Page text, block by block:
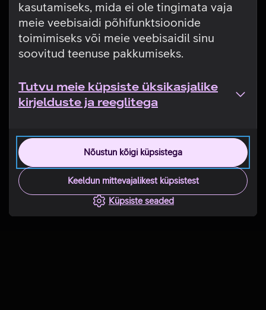
kasutamiseks, mida ei ole tingimata vaja
meie veebisaidi põhifunktsioonide
toimimiseks või meie veebisaidil sinu
soovitud teenuse pakkumiseks.
Tutvu meie küpsiste üksikasjalike
kirjelduste ja reeglitega
Nõustun kõigi küpsistega
Keeldun mittevajalikest küpsistest
Küpsiste seaded
Tehniline viga